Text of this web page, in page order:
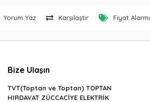
Yorum Yaz Karşılaştır Fiyat Alarmı
Bize Ulaşın
TVT(Toptan ve Toptan) TOPTAN
HIRDAVAT ZÜCCACİYE ELEKTRİK